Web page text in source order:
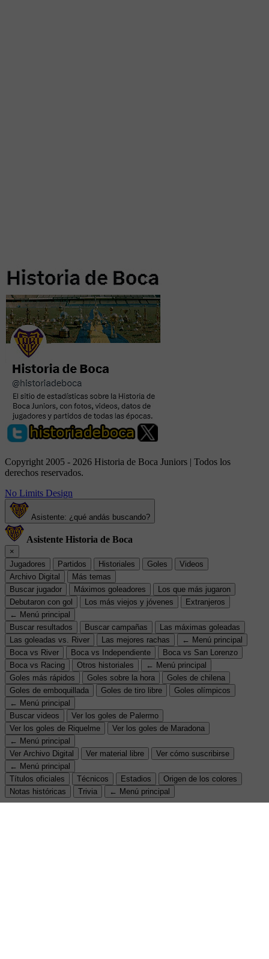
Copyright 2005 - 2026 Historia de Boca Juniors | Todos los
derechos reservados.
No Limits Design
Asistente: ¿qué andás buscando?
Asistente Historia de Boca
×
Jugadores
Partidos Historiales Goles
Videos
Archivo Digital
Más temas
Buscar jugador
Máximos goleadores
Los que más jugaron
Debutaron con gol
Los más viejos y jóvenes
Extranjeros
← Menú principal
Buscar resultados
Buscar campañas
Las máximas goleadas
Las goleadas vs. River
Las mejores rachas
← Menú principal
Boca vs River
Boca vs Independiente
Boca vs San Lorenzo
Boca vs Racing
Otros historiales
← Menú principal
Goles más rápidos
Goles sobre la hora
Goles de chilena
Goles de emboquillada
Goles de tiro libre
Goles olímpicos
← Menú principal
Buscar videos
Ver los goles de Palermo
Ver los goles de Riquelme
Ver los goles de Maradona
← Menú principal
Ver Archivo Digital
Ver material libre
Ver cómo suscribirse
← Menú principal
Títulos oficiales
Técnicos Estadios
Origen de los colores
Notas históricas
Trivia ← Menú principal